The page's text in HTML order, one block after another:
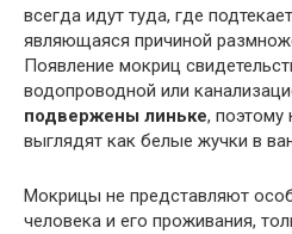
всегда идут туда, где
являющаяся причиной
Появление мокриц
водопроводной или
подвержены линьке, поэтому
выглядят как белые жучки в
Мокрицы не представляют
человека и его проживания,